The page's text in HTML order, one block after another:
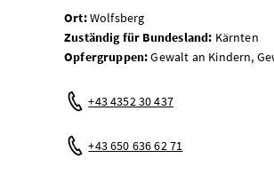
Ort:Wolfsberg
Zuständig für Bundesland: Kärnten
Opfergruppen:Gewalt an Kindern,
Telefon:
+43 4352 30 437
Mobil:
+43 650 636 62 71